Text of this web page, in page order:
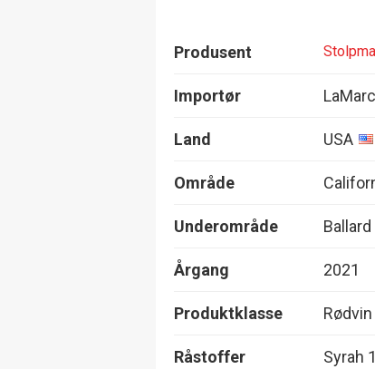
Produsent
Importør
Land USA
Område
Underområde
Årgang 2021
Produktklasse Rødvin
Råstoffer Syrah